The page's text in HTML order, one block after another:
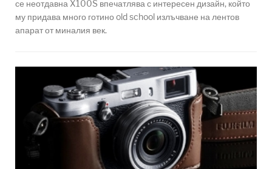
се неотдавна X100S впечатлява с интересен дизайн, който
му придава много готино old school излъчване на лентов
апарат от миналия век.